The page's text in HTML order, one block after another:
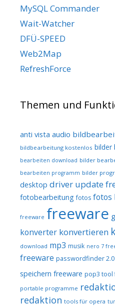
MySQL Commander
Wait-Watcher
DFÜ-SPEED
Web2Map
RefreshForce
Themen und
anti vista audio
bildbearbeitung kostenlos bilder
bearbeiten download bilder
bearbeiten programm bilder
desktop driver update
fotobearbeitung fotos fotos
freeware freeware
konverter konvertieren
download mp3 musik nero 7
freeware passwordfinder
speichern freeware pop3 tool
portable programme
redaktion tools für opera